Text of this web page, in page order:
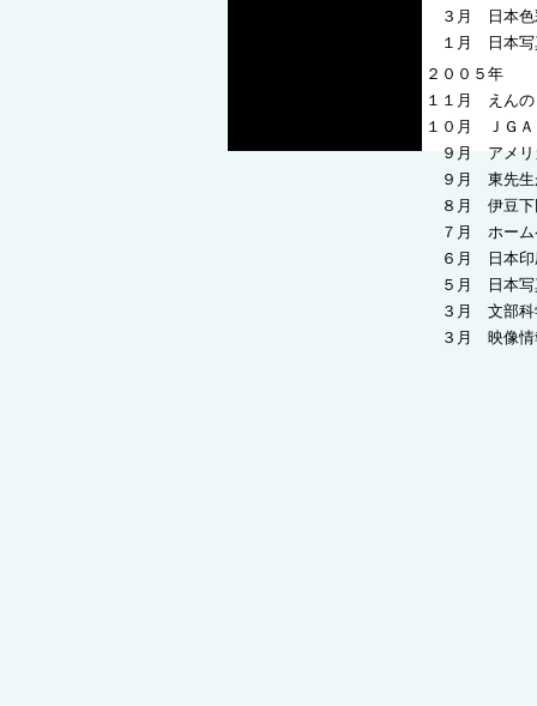
３月 日本色
１月 日本写
２００５年
１１月 えんの
１０月 ＪＧＡ
９月 アメリ
９月 東先生
８月 伊豆下
７月 ホーム
６月 日本印
５月 日本写
３月 文部科
３月 映像情